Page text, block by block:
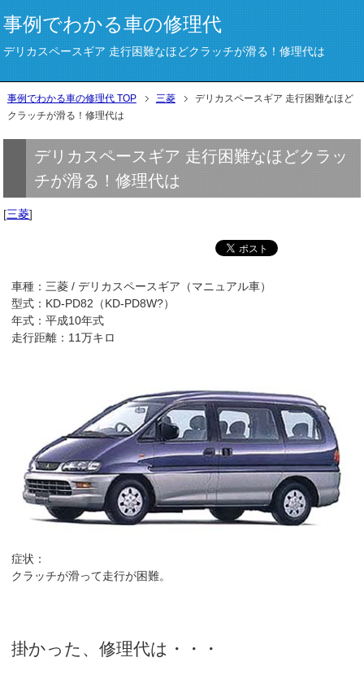
事例でわかる車の修理代
デリカスペースギア 走行困難なほどクラッチが滑る！修理代は
事例でわかる車の修理代 TOP 三菱
デリカスペースギア 走行困難なほど
クラッチが滑る！修理代は
デリカスペースギア 走行困難なほどクラッ
チが滑る！修理代は
[三菱]
車種：三菱 / デリカスペースギア（マニュアル車）
型式：KD-PD82（KD-PD8W?）
年式：平成10年式
走行距離：11万キロ
症状：
クラッチが滑って走行が困難。
掛かった、修理代は・・・